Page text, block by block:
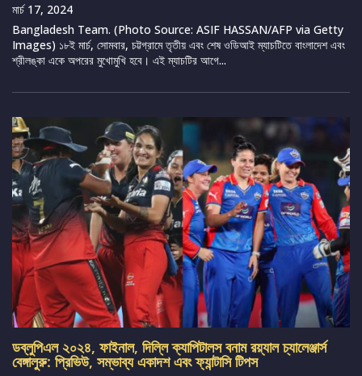
মার্চ 17, 2024
Bangladesh Team. (Photo Source: ASIF HASSAN/AFP via Getty
Images) ১৮ই মার্চ, সোমবার, চট্টগ্রামে তৃতীয় এবং শেষ ওডিআই ম্যাচটিতে বাংলাদেশ এবং
শ্রীলঙ্কা একে অপরের মুখোমুখি হবে। এই ম্যাচটির আগে...
ডব্লুপিএল ২০২৪, ফাইনাল, দিল্লি ক্যাপিটালস বনাম রয়্যাল চ্যালেঞ্জার্স
বেঙ্গালুরু: প্রিভিউ, সম্ভাব্য একাদশ এবং ফ্যান্টাসি টিপস